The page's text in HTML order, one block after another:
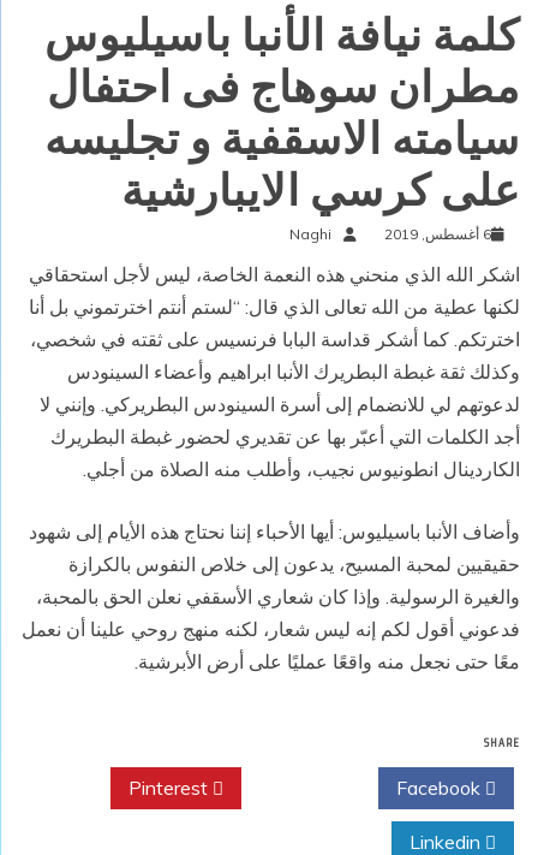
كلمة نيافة الأنبا باسيليوس
مطران سوهاج فى احتفال
سيامته الاسقفية و تجليسه
على كرسي الايبارشية
6 أغسطس, 2019 Naghi
اشكر الله الذي منحني هذه النعمة الخاصة، ليس لأجل استحقاقي
لكنها عطية من الله تعالى الذي قال: “لستم أنتم اخترتموني بل أنا
اخترتكم. كما أشكر قداسة البابا فرنسيس على ثقته في شخصي،
وكذلك ثقة غبطة البطريرك الأنبا ابراهيم وأعضاء السينودس
لدعوتهم لي للانضمام إلى أسرة السينودس البطريركي. وإنني لا
أجد الكلمات التي أعبّر بها عن تقديري لحضور غبطة البطريرك
الكاردينال انطونيوس نجيب، وأطلب منه الصلاة من أجلي.
وأضاف الأنبا باسيليوس: أيها الأحباء إننا نحتاج هذه الأيام إلى شهود
حقيقيين لمحبة المسيح، يدعون إلى خلاص النفوس بالكرازة
والغيرة الرسولية. وإذا كان شعاري الأسقفي نعلن الحق بالمحبة،
فدعوني أقول لكم إنه ليس شعار، لكنه منهج روحي علينا أن نعمل
معًا حتى نجعل منه واقعًا عمليًا على أرض الأبرشية.
SHARE